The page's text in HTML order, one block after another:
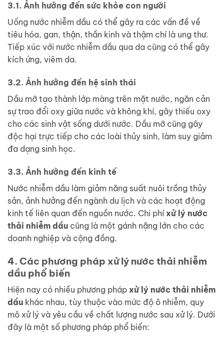
3.1. Ảnh hưởng đến sức khỏe con người
Uống nước nhiễm dầu có thể gây ra các vấn đề về
tiêu hóa, gan, thận, thần kinh và thậm chí là ung thư.
Tiếp xúc với nước nhiễm dầu qua da cũng có thể gây
kích ứng, viêm da.
3.2. Ảnh hưởng đến hệ sinh thái
Dầu mỡ tạo thành lớp màng trên mặt nước, ngăn cản
sự trao đổi oxy giữa nước và không khí, gây thiếu oxy
cho các sinh vật sống dưới nước. Dầu mỡ cũng gây
độc hại trực tiếp cho các loài thủy sinh, làm suy giảm
đa dạng sinh học.
3.3. Ảnh hưởng đến kinh tế
Nước nhiễm dầu làm giảm năng suất nuôi trồng thủy
sản, ảnh hưởng đến ngành du lịch và các hoạt động
kinh tế liên quan đến nguồn nước. Chi phí xử lý nước
thải nhiễm dầu cũng là một gánh nặng lớn cho các
doanh nghiệp và cộng đồng.
4. Các phương pháp xử lý nước thải nhiễm
dầu phổ biến
Hiện nay có nhiều phương pháp xử lý nước thải nhiễm
dầu khác nhau, tùy thuộc vào mức độ ô nhiễm, quy
mô xử lý và yêu cầu về chất lượng nước sau xử lý. Dưới
đây là một số phương pháp phổ biến: